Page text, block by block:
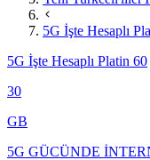
5G İşte Hesaplı
5G İşte Hesaplı Platin 60
30
GB
5G GÜCÜNDE